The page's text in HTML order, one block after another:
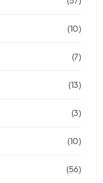
(10)
(7)
(13)
(3)
(10)
(56)